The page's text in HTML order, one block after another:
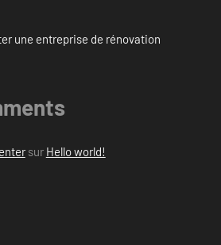
une entreprise de rénovation
sur Hello world!